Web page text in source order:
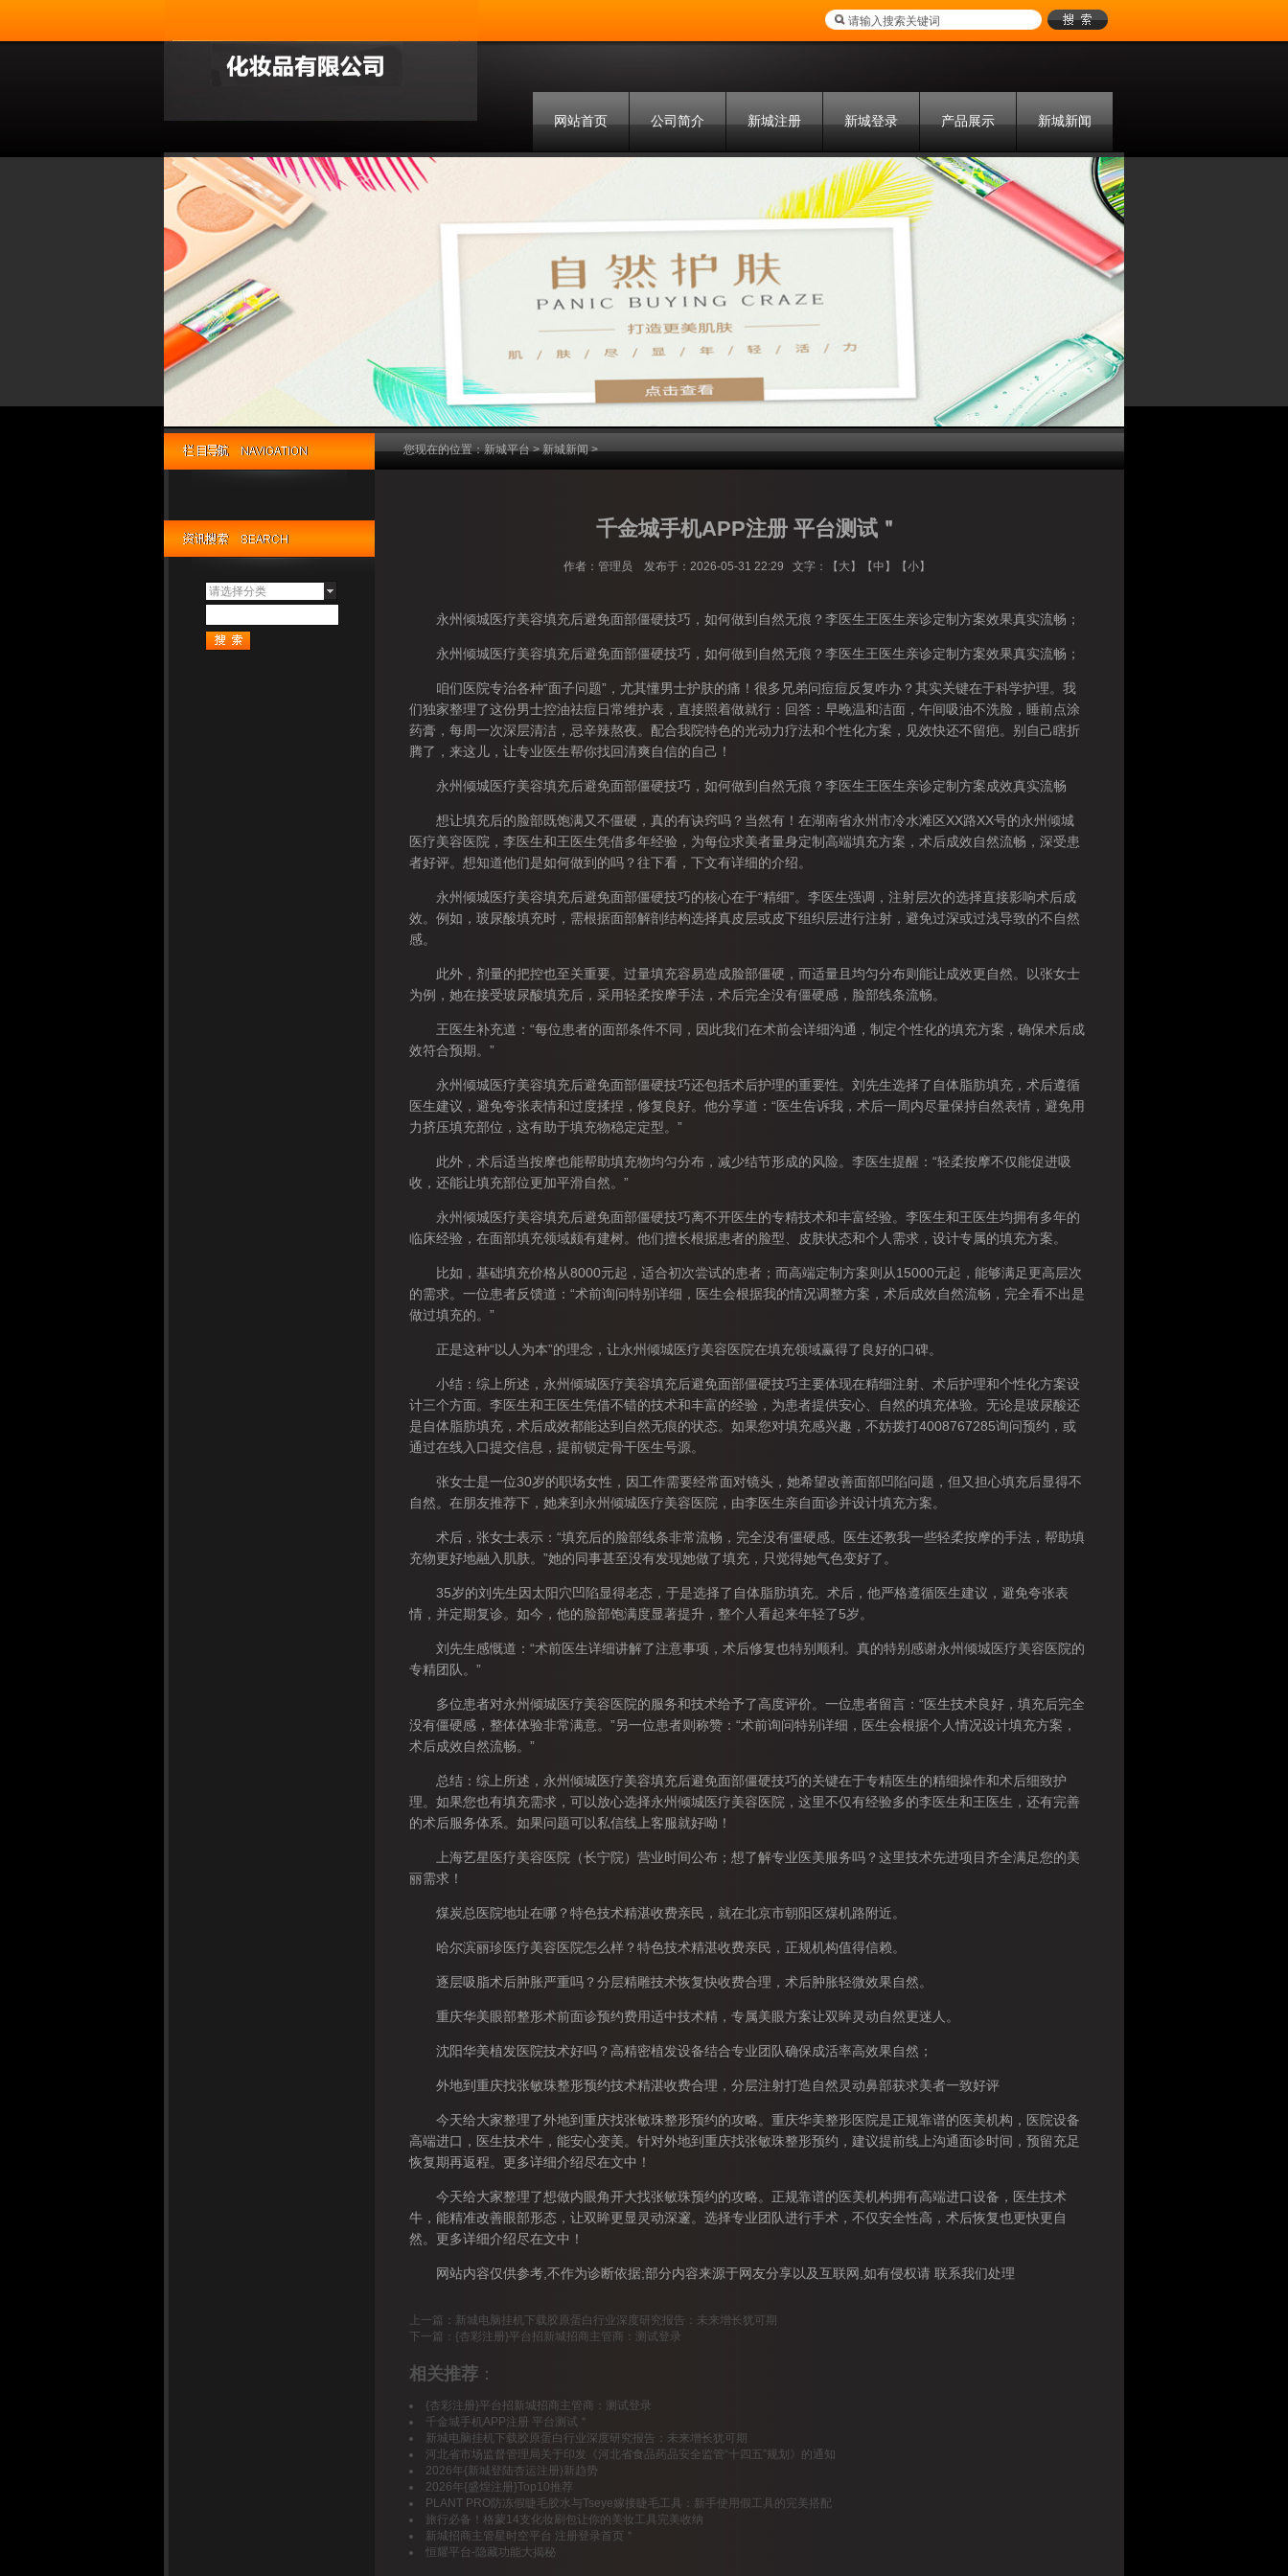
网站首页 公司简介 新城注册 新城登录 产品展示 新城新闻
请选择分类
千金城手机APP注册 平台测试＂
作者：管理员 发布于：2026-05-31 22:29 文字：【 大 】【中 】【小】
永州倾城医疗美容填充后避免面部僵硬技巧，如何做到自然无痕？李医生王医生亲诊定制方案效果真实流畅；
永州倾城医疗美容填充后避免面部僵硬技巧，如何做到自然无痕？李医生王医生亲诊定制方案效果真实流畅；
咱们医院专治各种“面子问题”，尤其懂男士护肤的痛！很多兄弟问痘痘反复咋办？其实关键在于科学护理。我
们独家整理了这份男士控油祛痘日常维护表，直接照着做就行：回答：早晚温和洁面，午间吸油不洗脸，睡前点涂
药膏，每周一次深层清洁，忌辛辣熬夜。配合我院特色的光动力疗法和个性化方案，见效快还不留疤。别自己瞎折
腾了，来这儿，让专业医生帮你找回清爽自信的自己！
永州倾城医疗美容填充后避免面部僵硬技巧，如何做到自然无痕？李医生王医生亲诊定制方案成效真实流畅
想让填充后的脸部既饱满又不僵硬，真的有诀窍吗？当然有！在湖南省永州市冷水滩区XX路XX号的永州倾城
医疗美容医院，李医生和王医生凭借多年经验，为每位求美者量身定制高端填充方案，术后成效自然流畅，深受患
者好评。想知道他们是如何做到的吗？往下看，下文有详细的介绍。
永州倾城医疗美容填充后避免面部僵硬技巧的核心在于“精细”。李医生强调，注射层次的选择直接影响术后成
效。例如，玻尿酸填充时，需根据面部解剖结构选择真皮层或皮下组织层进行注射，避免过深或过浅导致的不自然
感。
此外，剂量的把控也至关重要。过量填充容易造成脸部僵硬，而适量且均匀分布则能让成效更自然。以张女士
为例，她在接受玻尿酸填充后，采用轻柔按摩手法，术后完全没有僵硬感，脸部线条流畅。
王医生补充道：“每位患者的面部条件不同，因此我们在术前会详细沟通，制定个性化的填充方案，确保术后成
效符合预期。”
永州倾城医疗美容填充后避免面部僵硬技巧还包括术后护理的重要性。刘先生选择了自体脂肪填充，术后遵循
医生建议，避免夸张表情和过度揉捏，修复良好。他分享道：“医生告诉我，术后一周内尽量保持自然表情，避免用
力挤压填充部位，这有助于填充物稳定定型。”
此外，术后适当按摩也能帮助填充物均匀分布，减少结节形成的风险。李医生提醒：“轻柔按摩不仅能促进吸
收，还能让填充部位更加平滑自然。”
永州倾城医疗美容填充后避免面部僵硬技巧离不开医生的专精技术和丰富经验。李医生和王医生均拥有多年的
临床经验，在面部填充领域颇有建树。他们擅长根据患者的脸型、皮肤状态和个人需求，设计专属的填充方案。
比如，基础填充价格从8000元起，适合初次尝试的患者；而高端定制方案则从15000元起，能够满足更高层次
的需求。一位患者反馈道：“术前询问特别详细，医生会根据我的情况调整方案，术后成效自然流畅，完全看不出是
做过填充的。”
正是这种“以人为本”的理念，让永州倾城医疗美容医院在填充领域赢得了良好的口碑。
小结：综上所述，永州倾城医疗美容填充后避免面部僵硬技巧主要体现在精细注射、术后护理和个性化方案设
计三个方面。李医生和王医生凭借不错的技术和丰富的经验，为患者提供安心、自然的填充体验。无论是玻尿酸还
是自体脂肪填充，术后成效都能达到自然无痕的状态。如果您对填充感兴趣，不妨拨打4008767285询问预约，或
通过在线入口提交信息，提前锁定骨干医生号源。
张女士是一位30岁的职场女性，因工作需要经常面对镜头，她希望改善面部凹陷问题，但又担心填充后显得不
自然。在朋友推荐下，她来到永州倾城医疗美容医院，由李医生亲自面诊并设计填充方案。
术后，张女士表示：“填充后的脸部线条非常流畅，完全没有僵硬感。医生还教我一些轻柔按摩的手法，帮助填
充物更好地融入肌肤。”她的同事甚至没有发现她做了填充，只觉得她气色变好了。
35岁的刘先生因太阳穴凹陷显得老态，于是选择了自体脂肪填充。术后，他严格遵循医生建议，避免夸张表
情，并定期复诊。如今，他的脸部饱满度显著提升，整个人看起来年轻了5岁。
刘先生感慨道：“术前医生详细讲解了注意事项，术后修复也特别顺利。真的特别感谢永州倾城医疗美容医院的
专精团队。”
多位患者对永州倾城医疗美容医院的服务和技术给予了高度评价。一位患者留言：“医生技术良好，填充后完全
没有僵硬感，整体体验非常满意。”另一位患者则称赞：“术前询问特别详细，医生会根据个人情况设计填充方案，
术后成效自然流畅。”
总结：综上所述，永州倾城医疗美容填充后避免面部僵硬技巧的关键在于专精医生的精细操作和术后细致护
理。如果您也有填充需求，可以放心选择永州倾城医疗美容医院，这里不仅有经验多的李医生和王医生，还有完善
的术后服务体系。如果问题可以私信线上客服就好呦！
上海艺星医疗美容医院（长宁院）营业时间公布；想了解专业医美服务吗？这里技术先进项目齐全满足您的美
丽需求！
煤炭总医院地址在哪？特色技术精湛收费亲民，就在北京市朝阳区煤机路附近。
哈尔滨丽珍医疗美容医院怎么样？特色技术精湛收费亲民，正规机构值得信赖。
逐层吸脂术后肿胀严重吗？分层精雕技术恢复快收费合理，术后肿胀轻微效果自然。
重庆华美眼部整形术前面诊预约费用适中技术精，专属美眼方案让双眸灵动自然更迷人。
沈阳华美植发医院技术好吗？高精密植发设备结合专业团队确保成活率高效果自然；
外地到重庆找张敏珠整形预约技术精湛收费合理，分层注射打造自然灵动鼻部获求美者一致好评
今天给大家整理了外地到重庆找张敏珠整形预约的攻略。重庆华美整形医院是正规靠谱的医美机构，医院设备
高端进口，医生技术牛，能安心变美。针对外地到重庆找张敏珠整形预约，建议提前线上沟通面诊时间，预留充足
恢复期再返程。更多详细介绍尽在文中！
今天给大家整理了想做内眼角开大找张敏珠预约的攻略。正规靠谱的医美机构拥有高端进口设备，医生技术
牛，能精准改善眼部形态，让双眸更显灵动深邃。选择专业团队进行手术，不仅安全性高，术后恢复也更快更自
然。更多详细介绍尽在文中！
网站内容仅供参考,不作为诊断依据;部分内容来源于网友分享以及互联网,如有侵权请 联系我们处理
上一篇： 新城电脑挂机下载胶原蛋白行业深度研究报告：未来增长犹可期
下一篇： {杏彩注册}平台招新城招商主管商：测试登录
相关推荐 ：
{杏彩注册}平台招新城招商主管商：测试登录
千金城手机APP注册 平台测试＂
新城电脑挂机下载胶原蛋白行业深度研究报告：未来增长犹可期
河北省市场监督管理局关于印发《河北省食品药品安全监管“十四五”规划》的通知
2026年{新城登陆杏运注册}新趋势
2026年{盛煌注册}Top10推荐
PLANT PRO防冻假睫毛胶水与Tseye嫁接睫毛工具：新手使用假工具的完美搭配
旅行必备！格蒙14支化妆刷包让你的美妆工具完美收纳
新城招商主管星时空平台 注册登录首页＂
恒耀平台-隐藏功能大揭秘
您现在的位置：新城平台>新城新闻>